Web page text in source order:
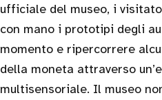
ufficiale del museo, i
con mano i prototipi degli
momento e ripercorrere
della moneta attraverso
multisensoriale. Il museo